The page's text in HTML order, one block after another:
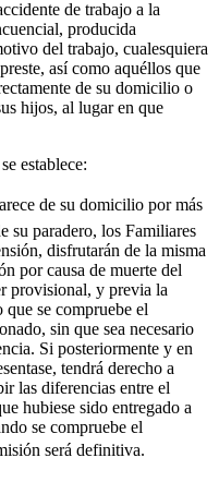
de trabajo a la
producida
del trabajo, cualesquiera
así como aquéllos que
de su domicilio o
hijos, al lugar en que
establece:
de su domicilio por más
su paradero, los Familiares
disfrutarán de la misma
por causa de muerte del
provisional, y previa la
se compruebe el
sin que sea necesario
Si posteriormente y en
tendrá derecho a
las diferencias entre el
hubiese sido entregado a
se compruebe el
será definitiva.